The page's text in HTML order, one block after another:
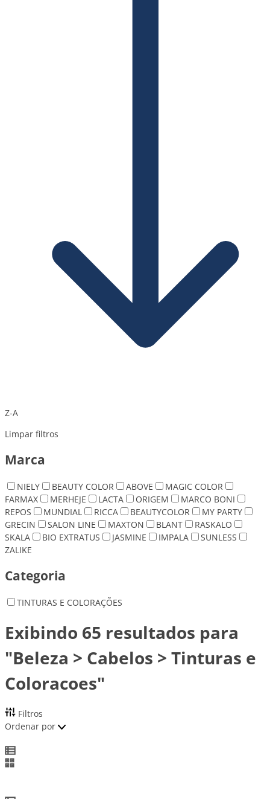
Z-A
Limpar filtros
Marca
NIELY BEAUTY COLOR ABOVE
MAGIC COLOR
FARMAX
MERHEJE LACTA ORIGEM
MARCO BONI
REPOS
MUNDIAL RICCA BEAUTYCOLOR
MY PARTY
GRECIN
SALON LINE MAXTON BLANT
RASKALO
SKALA
BIO EXTRATUS JASMINE IMPALA
SUNLESS
ZALIKE
Categoria
TINTURAS E COLORAÇÕES
Exibindo 65 resultados para
"Beleza > Cabelos > Tinturas e
Coloracoes"
Filtros
Ordenar por